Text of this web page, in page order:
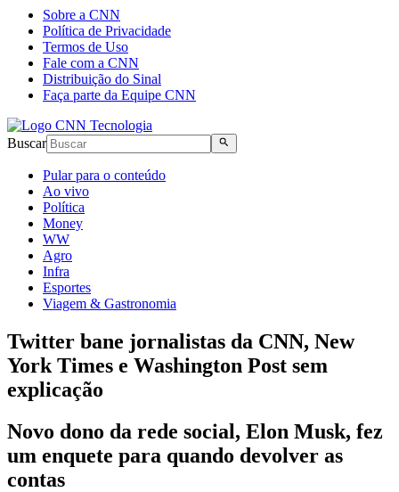
Sobre a CNN
Política de Privacidade
Termos de Uso
Fale com a CNN
Distribuição do Sinal
Faça parte da Equipe CNN
Buscar
Pular para o conteúdo
Ao vivo
Política
Money
WW
Agro
Infra
Esportes
Viagem & Gastronomia
Twitter bane jornalistas da CNN, New
York Times e Washington Post sem
explicação
Novo dono da rede social, Elon Musk, fez
um enquete para quando devolver as
contas